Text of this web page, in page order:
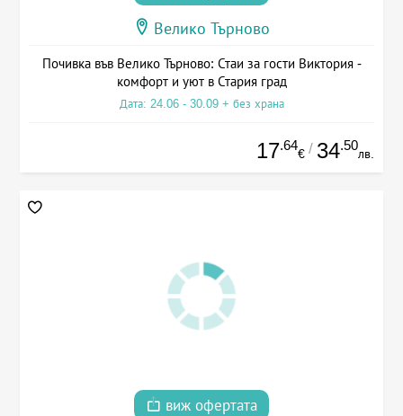
Велико Търново
Почивка във Велико Търново: Стаи за гости Виктория -
комфорт и уют в Стария град
Дата: 24.06 - 30.09 + без храна
17.64
€ / 34.50
лв.
виж офертата